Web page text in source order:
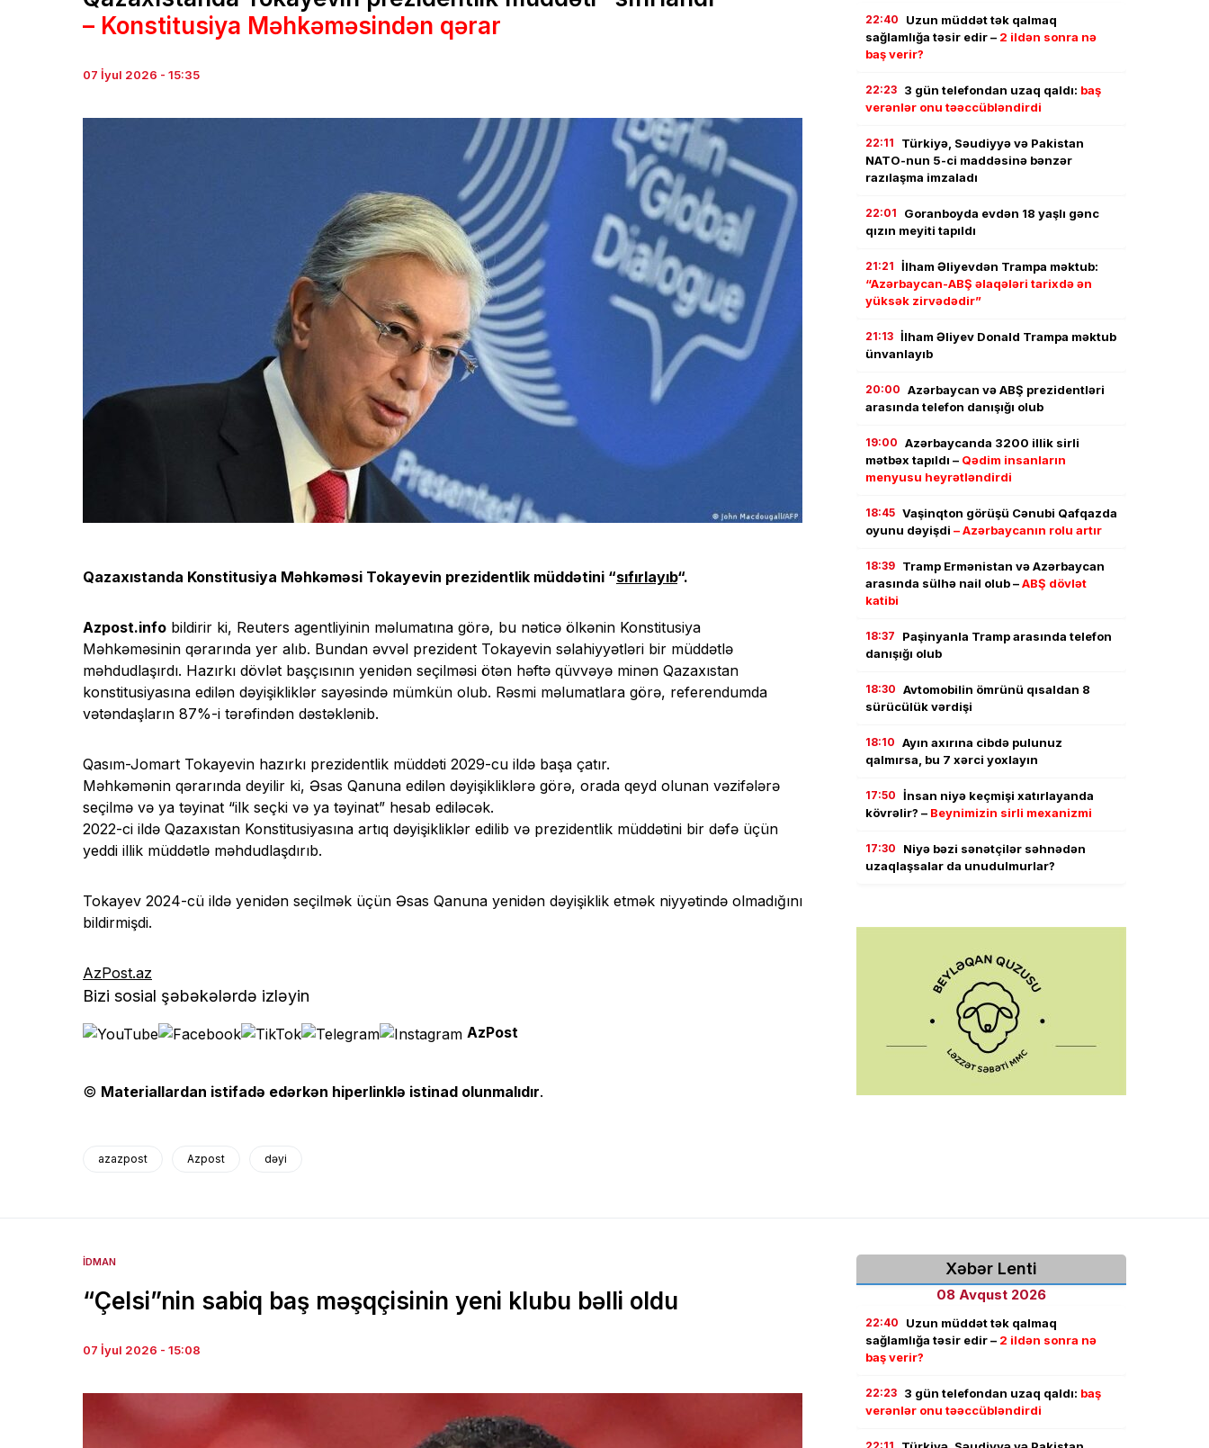
– Konstitusiya Məhkəməsindən qərar
07 İyul 2026 - 15:35
Qazaxıstanda Konstitusiya Məhkəməsi Tokayevin prezidentlik müddətini “sıfırlayıb“.
Azpost.info bildirir ki, Reuters agentliyinin məlumatına görə, bu nəticə ölkənin Konstitusiya
Məhkəməsinin qərarında yer alıb. Bundan əvvəl prezident Tokayevin səlahiyyətləri bir müddətlə
məhdudlaşırdı. Hazırkı dövlət başçısının yenidən seçilməsi ötən həftə qüvvəyə minən Qazaxıstan
konstitusiyasına edilən dəyişikliklər sayəsində mümkün olub. Rəsmi məlumatlara görə, referendumda
vətəndaşların 87%-i tərəfindən dəstəklənib.
Qasım-Jomart Tokayevin hazırkı prezidentlik müddəti 2029-cu ildə başa çatır.
Məhkəmənin qərarında deyilir ki, Əsas Qanuna edilən dəyişikliklərə görə, orada qeyd olunan vəzifələrə
seçilmə və ya təyinat “ilk seçki və ya təyinat” hesab ediləcək.
2022-ci ildə Qazaxıstan Konstitusiyasına artıq dəyişikliklər edilib və prezidentlik müddətini bir dəfə üçün
yeddi illik müddətlə məhdudlaşdırıb.
Tokayev 2024-cü ildə yenidən seçilmək üçün Əsas Qanuna yenidən dəyişiklik etmək niyyətində olmadığını
bildirmişdi.
AzPost.az
Bizi sosial şəbəkələrdə izləyin
AzPost
© Materiallardan istifadə edərkən hiperlinklə istinad olunmalıdır.
azazpost Azpost dəyi
22:40
Uzun müddət tək qalmaq
sağlamlığa təsir edir – 2 ildən sonra nə
baş verir?
22:23 3 gün telefondan uzaq qaldı: baş
verənlər onu təəccübləndirdi
22:11
Türkiyə, Səudiyyə və Pakistan
NATO-nun 5-ci maddəsinə bənzər
razılaşma imzaladı
22:01
Goranboyda evdən 18 yaşlı gənc
qızın meyiti tapıldı
21:21 İlham Əliyevdən Trampa məktub:
“Azərbaycan-ABŞ əlaqələri tarixdə ən
yüksək zirvədədir”
21:13 İlham Əliyev Donald Trampa məktub
ünvanlayıb
20:00 Azərbaycan və ABŞ prezidentləri
arasında telefon danışığı olub
19:00 Azərbaycanda 3200 illik sirli
mətbəx tapıldı – Qədim insanların
menyusu heyrətləndirdi
18:45 Vaşinqton görüşü Cənubi Qafqazda
oyunu dəyişdi – Azərbaycanın rolu artır
18:39 Tramp Ermənistan və Azərbaycan
arasında sülhə nail olub –ABŞ dövlət
katibi
18:37
Paşinyanla Tramp arasında telefon
danışığı olub
18:30 Avtomobilin ömrünü qısaldan 8
sürücülük vərdişi
18:10 Ayın axırına cibdə pulunuz
qalmırsa, bu 7 xərci yoxlayın
17:50 İnsan niyə keçmişi xatırlayanda
kövrəlir? – Beynimizin sirli mexanizmi
17:30
Niyə bəzi sənətçilər səhnədən
uzaqlaşsalar da unudulmurlar?
İDMAN
“Çelsi”nin sabiq baş məşqçisinin yeni klubu bəlli oldu
07 İyul 2026 - 15:08
Xəbər Lenti
08 Avqust 2026
22:40
Uzun müddət tək qalmaq
sağlamlığa təsir edir – 2 ildən sonra nə
baş verir?
22:23 3 gün telefondan uzaq qaldı: baş
verənlər onu təəccübləndirdi